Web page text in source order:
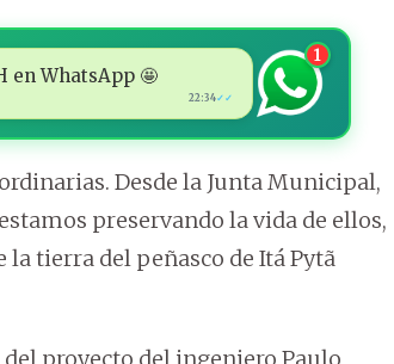
en WhatsApp 🤩
22:34✓✓
1
Desde la Junta Municipal,
preservando la vida de ellos,
tierra del peñasco de Itá Pytã